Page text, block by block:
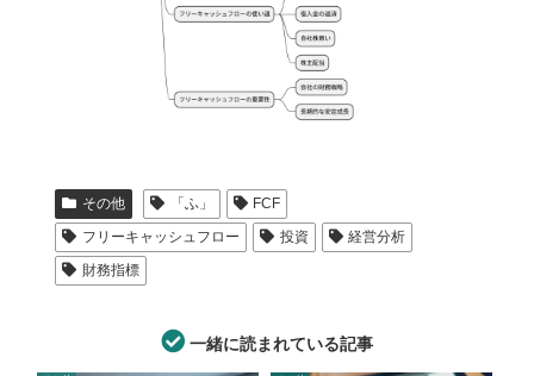
その他 「ふ」
FCF
フリーキャッシュフロー
投資
経営分析
財務指標
一緒に読まれている記事